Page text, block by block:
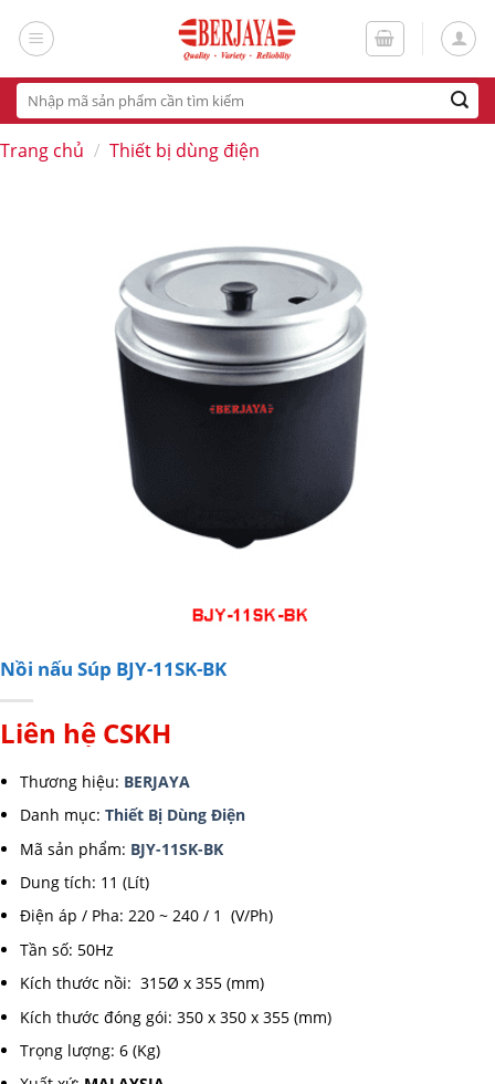
Tìm
kiếm:
Trang chủ / Thiết bị dùng điện
Nồi nấu Súp BJY-11SK-BK
Liên hệ CSKH
Thương hiệu: BERJAYA
Danh mục:Thiết Bị Dùng Điện
Mã sản phẩm: BJY-11SK-BK
Dung tích: 11 (Lít)
Điện áp / Pha: 220 ~ 240 / 1 (V/Ph)
Tần số: 50Hz
Kích thước nồi: 315Ø x 355 (mm)
Kích thước đóng gói: 350 x 350 x 355 (mm)
Trọng lượng: 6 (Kg)